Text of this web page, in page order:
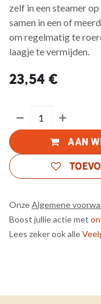
zelf in een steamer
samen in een of
om regelmatig te
laagje te vermijden.
23,54 €
Aan
OnzeAlgemene
Boost jullie actie met
Lees zeker ook alle